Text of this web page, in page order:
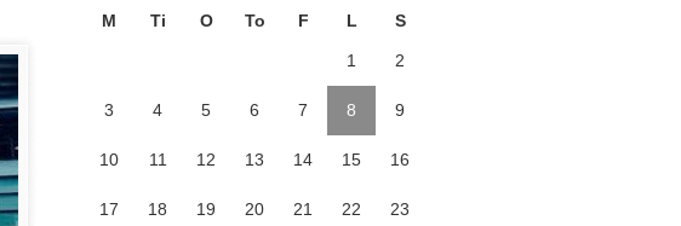
M Ti O To F L S
1 2
3 4 5 6 7 8 9
10 11 12 13 14 15 16
17 18 19 20 21 22 23